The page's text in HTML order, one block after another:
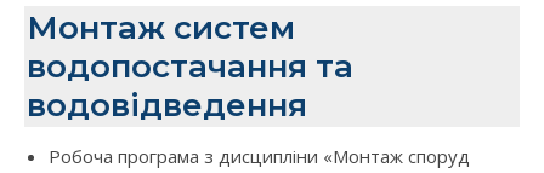
Монтаж систем
водопостачання та
водовідведення
Робоча програма з дисципліни «Монтаж споруд